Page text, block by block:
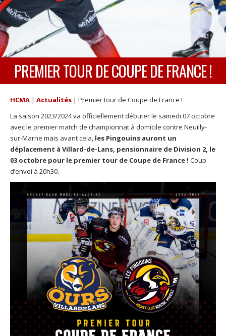
PREMIER TOUR DE COUPE DE FRANCE !
HCMA | Actualités | Premier tour de Coupe de France !
La saison 2023/2024 va officiellement débuter le samedi 07 octobre
avec le premier match de championnat à domicile contre Neuilly-
sur-Marne mais avant cela, les Pingouins auront un
déplacement à Villard-de-Lans, pensionnaire de Division 2, le
03 octobre pour le premier tour de Coupe de France ! Coup
d’envoi à 20h30.